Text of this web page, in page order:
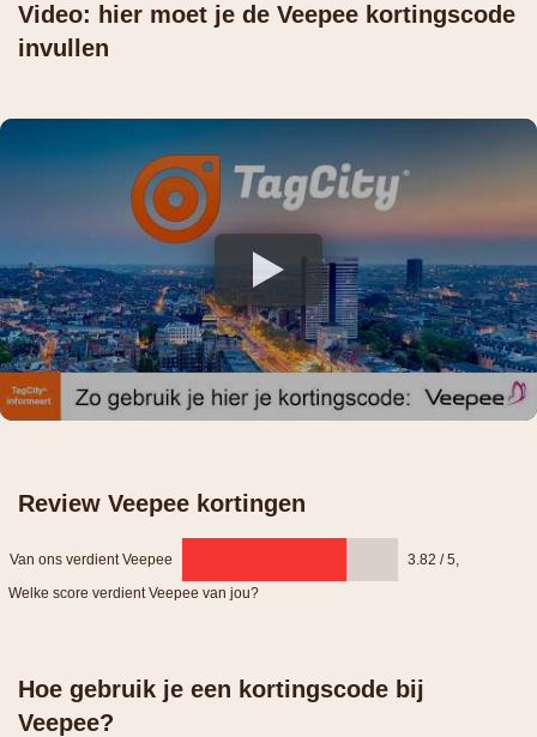
Video: hier moet je de Veepee kortingscode
invullen
Review Veepee kortingen
Van ons verdient Veepee 3.82 / 5
Welke score verdient Veepee van jou?
Hoe gebruik je een kortingscode bij
Veepee?